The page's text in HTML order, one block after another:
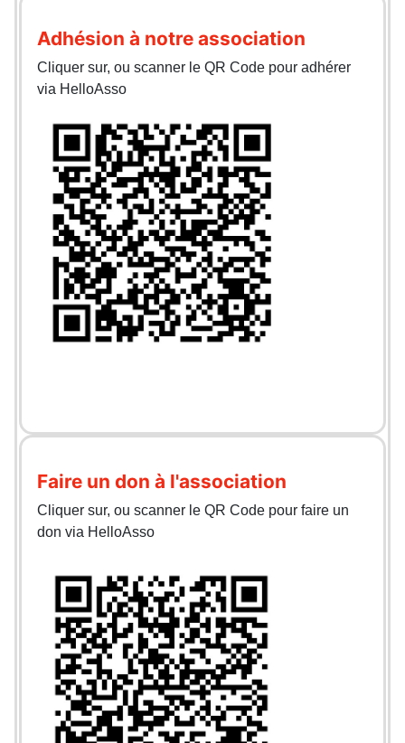
Adhésion à notre association
Cliquer sur, ou scanner le QR Code pour adhérer
via HelloAsso
Faire un don à l'association
Cliquer sur, ou scanner le QR Code pour faire un
don via HelloAsso